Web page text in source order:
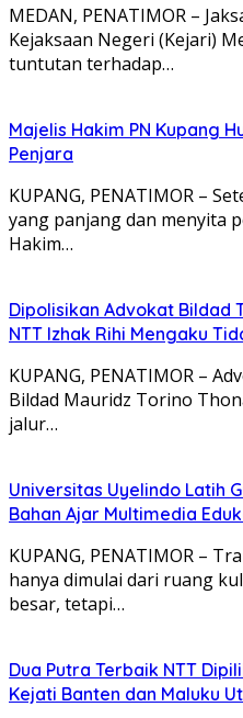
MEDAN, PENATIMOR –
Kejaksaan Negeri (Kejari)
tuntutan terhadap…
Majelis Hakim PN Kupang
Penjara
KUPANG, PENATIMOR –
yang panjang dan menyita
Hakim…
Dipolisikan Advokat Bildad
NTT Izhak Rihi Mengaku
KUPANG, PENATIMOR –
Bildad Mauridz Torino
jalur…
Universitas Uyelindo Latih
Bahan Ajar Multimedia
KUPANG, PENATIMOR –
hanya dimulai dari ruang
besar, tetapi…
Dua Putra Terbaik NTT
Kejati Banten dan Maluku